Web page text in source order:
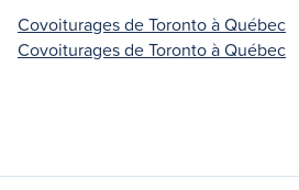
Covoiturages de Toronto à Québec
Covoiturages de Toronto à Québec